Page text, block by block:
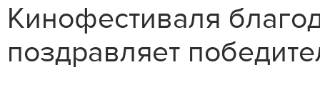
Кинофестиваля
поздравляет